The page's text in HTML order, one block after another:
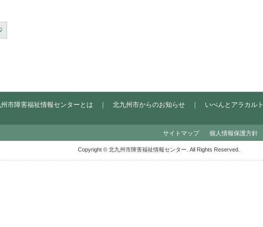
市障害福祉情報センターとは ｜ 北九州市からのお知らせ｜ いべんとアラカルト
個人情報保護方針
サイトマップ
Copyright © 北九州市障害福祉情報センター. All Rights Reserved.